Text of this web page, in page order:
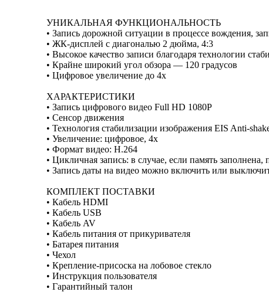
УНИКАЛЬНАЯ ФУНКЦИОНАЛЬНОСТЬ
• Запись дорожной ситуации в процессе вождения,
• ЖК-дисплей с диагональю 2 дюйма, 4:3
• Высокое качество записи благодаря технологии
• Крайне широкий угол обзора — 120 градусов
• Цифровое увеличение до 4x
ХАРАКТЕРИСТИКИ
• Запись цифрового видео Full HD 1080P
• Сенсор движения
• Технология стабилизации изображения EIS Anti-
• Увеличение: цифровое, 4х
• Формат видео: H.264
• Цикличная запись: в случае, если память
• Запись даты на видео можно включить или
КОМПЛЕКТ ПОСТАВКИ
• Кабель HDMI
• Кабель USB
• Кабель AV
• Кабель питания от прикуривателя
• Батарея питания
• Чехол
• Крепление-присоска на лобовое стекло
• Инструкция пользователя
• Гарантийный талон